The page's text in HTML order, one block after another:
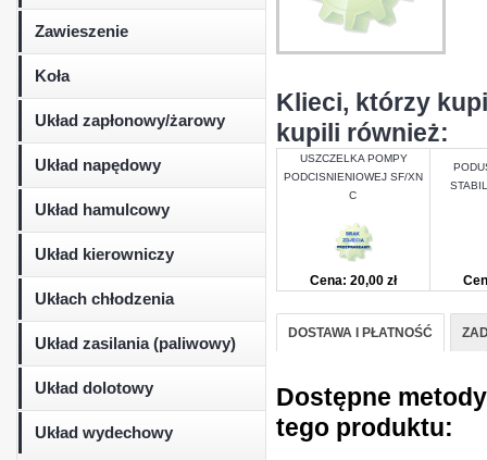
Zawieszenie
Koła
Układ zapłonowy/żarowy
Układ napędowy
Układ hamulcowy
Układ kierowniczy
Ukłach chłodzenia
Układ zasilania (paliwowy)
Układ dolotowy
Układ wydechowy
Klieci, którzy
kupili również:
USZCZELKA POMPY
PODCISNIENIOWEJ SF/XN
C
Cena: 20,00 zł
DOSTAWA I PŁATNOŚĆ
Dostępne
tego produktu: